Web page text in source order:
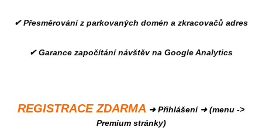
✔ Přesměrování z parkovaných domén a zkracovačů adres
✔ Garance započítání návštěv na Google Analytics
REGISTRACE ZDARMA ➜ Přihlášení ➜ (menu ->
Premium stránky)